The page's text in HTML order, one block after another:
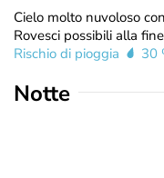
Cielo molto nuvoloso
Rovesci possibili alla
Rischio di pioggia
30
Notte